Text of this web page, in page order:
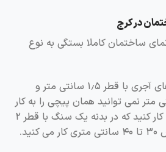
در کرج
ساختمان کاملا بستگی به نوع
به عنوان مثال برای نماهای آجری با قطر ۱٫۵ سانتی متر و
۳ تا ۵ سانتی متر نمی توانید همان پیچی را به کار
ببرید و همان سوراخی را کار کنید که در بدنه یک سنگ با قطر ۲